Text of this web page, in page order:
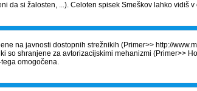
da si žalosten, ...). Celoten spisek Smeškov lahko vidiš
na javnosti dostopnih strežnikih (Primer>> http://
so shranjene za avtorizacijskimi mehanizmi (Primer>>
omogočena.